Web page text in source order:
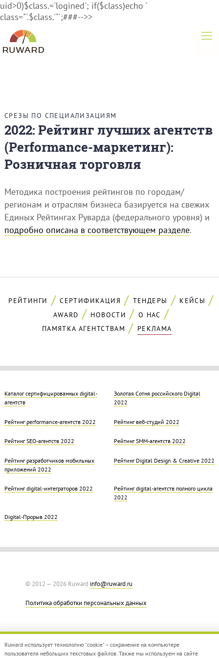
uid>0)$class.='logined'; if($class)echo '
class="'.$class.'"';###-->>
СРЕЗЫ ПО СПЕЦИАЛИЗАЦИЯМ
2022: Рейтинг лучших агентств
(Performance-маркетинг):
Розничная торговля
Методика построения рейтингов по городам/
регионам и отраслям бизнеса базируется на свежих
Единых Рейтингах Руварда (федерального уровня) и
подробно описана в соответствующем разделе.
РЕЙТИНГИ СЕРТИФИКАЦИЯ ТЕНДЕРЫ
КЕЙСЫ
AWARD
НОВОСТИ
О НАС
ПАМЯТКА АГЕНТСТВАМ
РЕКЛАМА
Каталог сертифицированных digital-
агентств
Золотая Cотня российского Digital
2022
Рейтинг performance-агентств 2022 Рейтинг веб-студий 2022
Рейтинг SEO-агентств 2022 Рейтинг SMM-агентств 2022
Рейтинг разработчиков мобильных
приложений 2022
Рейтинг Digital Design & Creative 2022
Рейтинг digital-интеграторов 2022
Рейтинг digital-агентств полного цикла
2022
Digital-Прорыв 2022
© 2012 — 2026 Ruward info@ruward.ru
Политика обработки персональных данных
Ruward использует технологию "cookie" – сохранение на компьютере
пользователя небольших текстовых файлов. Также мы используем на сайте